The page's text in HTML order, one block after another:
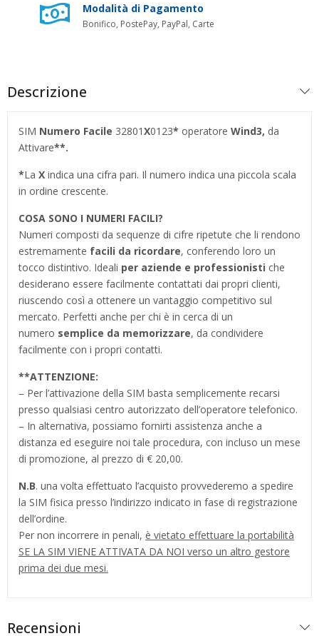
Modalità di Pagamento
Bonifico, PostePay, PayPal, Carte
Descrizione
SIM Numero Facile 32801X0123* operatore Wind3, da
Attivare**.
*La X indica una cifra pari. Il numero indica una piccola scala
in ordine crescente.
COSA SONO I NUMERI FACILI?
Numeri composti da sequenze di cifre ripetute che li rendono
estremamente facili da ricordare, conferendo loro un
tocco distintivo. Ideali per aziende e professionisti che
desiderano essere facilmente contattati dai propri clienti,
riuscendo così a ottenere un vantaggio competitivo sul
mercato. Perfetti anche per chi è in cerca di un
numero semplice da memorizzare, da condividere
facilmente con i propri contatti.
**ATTENZIONE:
– Per l’attivazione della SIM basta semplicemente recarsi
presso qualsiasi centro autorizzato dell’operatore telefonico.
– In alternativa, possiamo fornirti assistenza anche a
distanza ed eseguire noi tale procedura, con incluso un mese
di promozione, al prezzo di € 20,00.
N.B. una volta effettuato l’acquisto provvederemo a spedire
la SIM fisica presso l’indirizzo indicato in fase di registrazione
dell’ordine.
Per non incorrere in penali, è vietato effettuare la portabilità
SE LA SIM VIENE ATTIVATA DA NOI verso un altro gestore
prima dei due mesi.
Recensioni